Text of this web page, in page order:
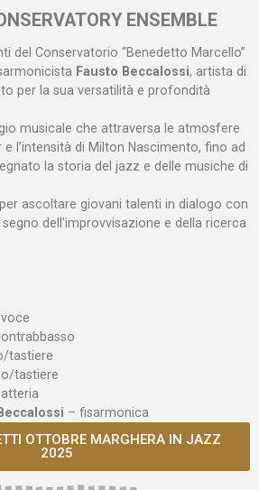
ENSEMBLE
del Conservatorio “Benedetto Marcello”
Fausto Beccalossi, artista di
per la sua versatilità e profondità
musicale che attraversa le atmosfere
e l’intensità di Milton Nascimento, fino ad
la storia del jazz e delle musiche di
ascoltare giovani talenti in dialogo con
dell’improvvisazione e della ricerca
tastiere
tastiere
– fisarmonica
OTTOBRE MARGHERA IN JAZZ
2025